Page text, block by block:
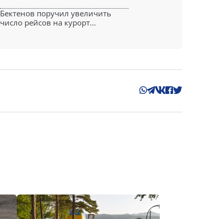
Бектенов поручил увеличить
число рейсов на курорт...